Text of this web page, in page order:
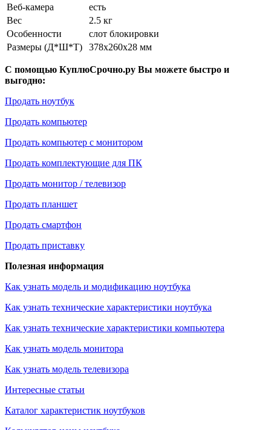
Веб-камера
есть
Вес
2.5 кг
Особенности
слот блокировки
Размеры (Д*Ш*Т)
378x260x28 мм
С помощью КуплюСрочно.ру Вы можете быстро и
выгодно:
Продать ноутбук
Продать компьютер
Продать компьютер с монитором
Продать комплектующие для ПК
Продать монитор / телевизор
Продать планшет
Продать смартфон
Продать приставку
Полезная информация
Как узнать модель и модификацию ноутбука
Как узнать технические характеристики ноутбука
Как узнать технические характеристики компьютера
Как узнать модель монитора
Как узнать модель телевизора
Интересные статьи
Каталог характеристик ноутбуков